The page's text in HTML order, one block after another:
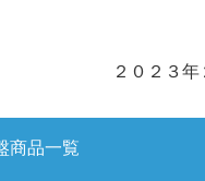
２０２３
商品一覧